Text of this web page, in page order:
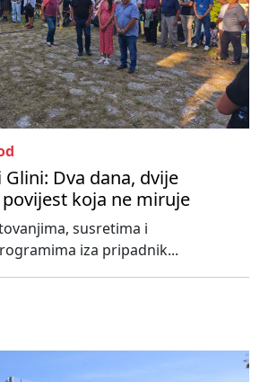
Dva dana, dvije
koja ne miruje
susretima i
iza pripadnik...